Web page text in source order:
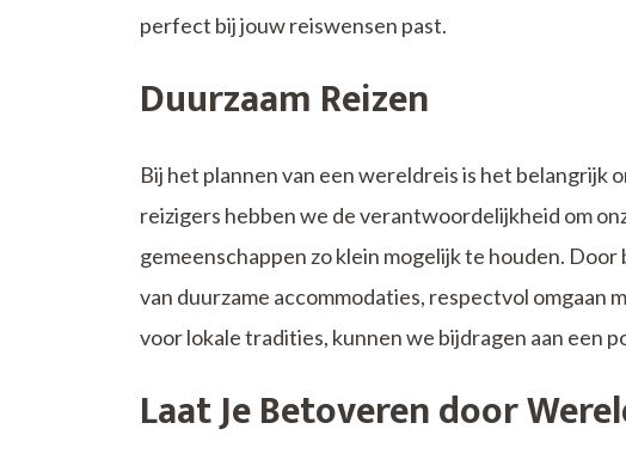
perfect bij jouw reiswensen past.
Duurzaam Reizen
Bij het plannen van een wereldreis is het belangrijk
reizigers hebben we de verantwoordelijkheid om
gemeenschappen zo klein mogelijk te houden.
van duurzame accommodaties, respectvol
voor lokale tradities, kunnen we bijdragen aan een
Laat Je Betoveren door